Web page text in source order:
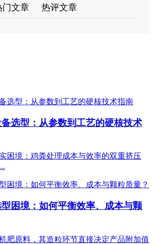
门文章 热评文章
选型：从参数到工艺的硬核技术
困境：鸡粪处理成本与效率的双重挤压
困境：如何平衡效率、成本与颗
肥原料，其造粒环节直接决定产品附加值